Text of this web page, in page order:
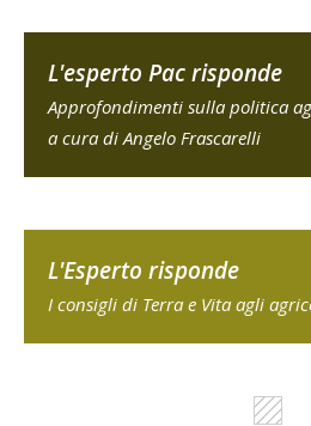
L'esperto Pac risponde
Approfondimenti sulla politica
a cura di Angelo Frascarelli
L'Esperto risponde
I consigli di Terra e Vita agli